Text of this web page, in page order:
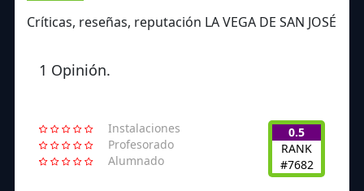
Críticas, reseñas, reputación LA VEGA DE SAN JOSÉ
1 Opinión.
Instalaciones
Profesorado
Alumnado
0.5
RANK
#7682